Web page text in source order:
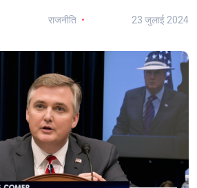
राजनीति 23 जुलाई 2024